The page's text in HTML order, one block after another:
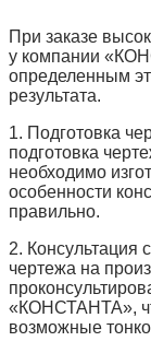
При заказе
у компании
определенным
результата.
1. Подготовка
подготовка
необходимо
особенности
правильно.
2. Консультация
чертежа на
«КОНСТАНТА»,
возможные